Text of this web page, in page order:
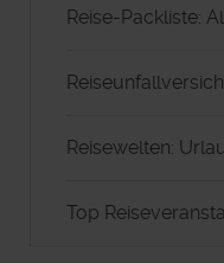
Reise-Packliste:
Reisewelten:
Top